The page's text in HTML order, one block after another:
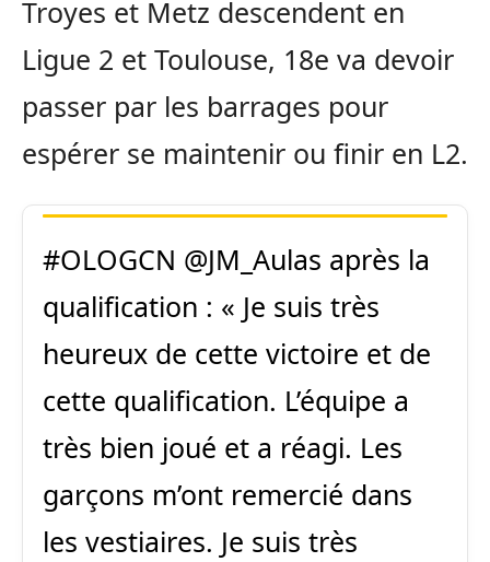
Troyes et Metz descendent en
Ligue 2 et Toulouse, 18e va devoir
passer par les barrages pour
espérer se maintenir ou finir en L2.
#OLOGCN @JM_Aulas après la
qualification : « Je suis très
heureux de cette victoire et de
cette qualification. L’équipe a
très bien joué et a réagi. Les
garçons m’ont remercié dans
les vestiaires. Je suis très